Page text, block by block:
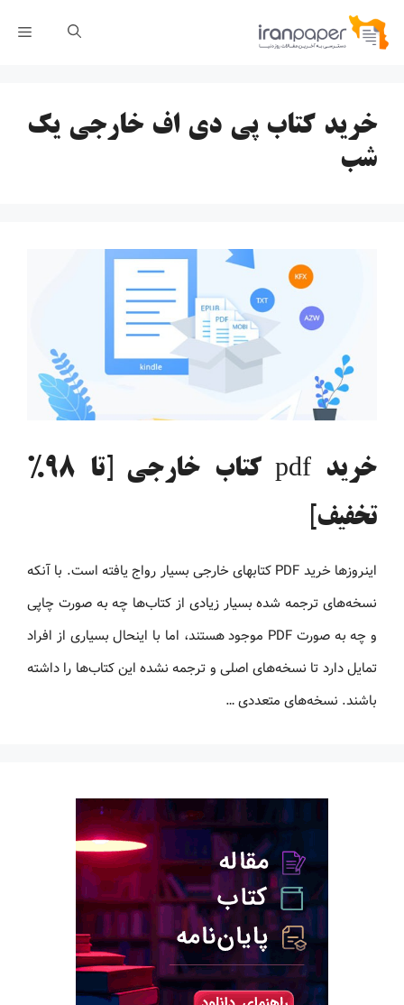
پرش
خرید کتاب پی دی اف خارجی یک
شب
خرید pdf کتاب خارجی [تا 98%
تخفیف]
اینروزها خرید PDF کتاب‎های خارجی بسیار رواج یافته است. با آنکه
نسخه‌های ترجمه شده بسیار زیادی از کتاب‌ها چه به صورت چاپی
و چه به صورت PDF موجود هستند، اما با اینحال بسیاری از افراد
تمایل دارد تا نسخه‌های اصلی و ترجمه نشده این کتاب‌ها را داشته
باشند. نسخه‌های متعددی …